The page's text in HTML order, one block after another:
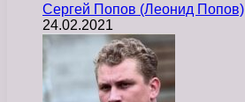
Сергей Попов (Леонид Попов)
24.02.2021